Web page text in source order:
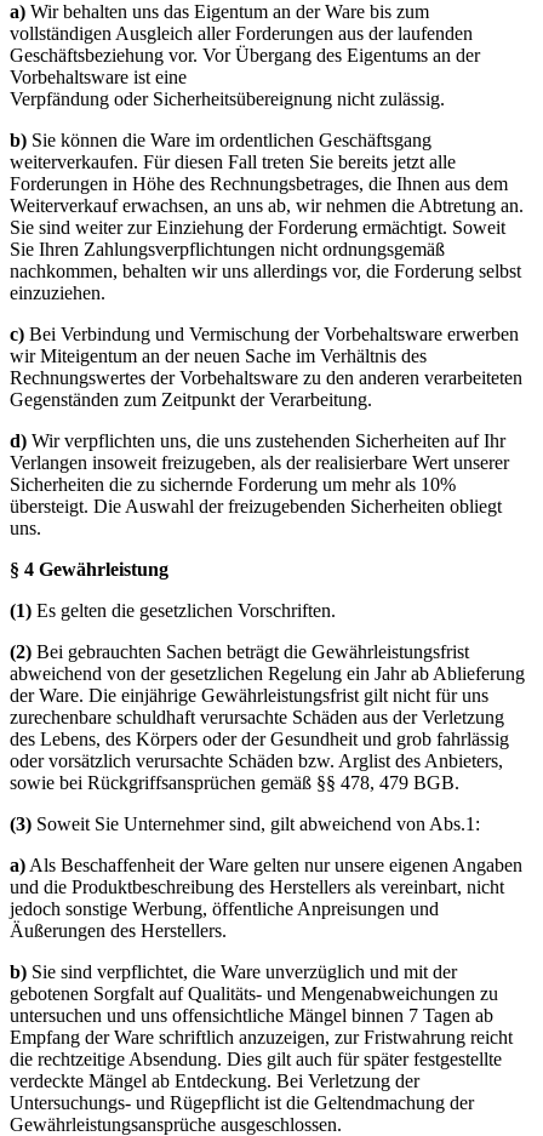
a) Wir behalten uns das Eigentum an der Ware bis zum
vollständigen Ausgleich aller Forderungen aus der laufenden
Geschäftsbeziehung vor. Vor Übergang des Eigentums an der
Vorbehaltsware ist eine
Verpfändung oder Sicherheitsübereignung nicht zulässig.
b) Sie können die Ware im ordentlichen Geschäftsgang
weiterverkaufen. Für diesen Fall treten Sie bereits jetzt alle
Forderungen in Höhe des Rechnungsbetrages, die Ihnen aus dem
Weiterverkauf erwachsen, an uns ab, wir nehmen die Abtretung an.
Sie sind weiter zur Einziehung der Forderung ermächtigt. Soweit
Sie Ihren Zahlungsverpflichtungen nicht ordnungsgemäß
nachkommen, behalten wir uns allerdings vor, die Forderung selbst
einzuziehen.
c) Bei Verbindung und Vermischung der Vorbehaltsware erwerben
wir Miteigentum an der neuen Sache im Verhältnis des
Rechnungswertes der Vorbehaltsware zu den anderen verarbeiteten
Gegenständen zum Zeitpunkt der Verarbeitung.
d) Wir verpflichten uns, die uns zustehenden Sicherheiten auf Ihr
Verlangen insoweit freizugeben, als der realisierbare Wert unserer
Sicherheiten die zu sichernde Forderung um mehr als 10%
übersteigt. Die Auswahl der freizugebenden Sicherheiten obliegt
uns.
§ 4 Gewährleistung
(1) Es gelten die gesetzlichen Vorschriften.
(2) Bei gebrauchten Sachen beträgt die Gewährleistungsfrist
abweichend von der gesetzlichen Regelung ein Jahr ab Ablieferung
der Ware. Die einjährige Gewährleistungsfrist gilt nicht für uns
zurechenbare schuldhaft verursachte Schäden aus der Verletzung
des Lebens, des Körpers oder der Gesundheit und grob fahrlässig
oder vorsätzlich verursachte Schäden bzw. Arglist des Anbieters,
sowie bei Rückgriffsansprüchen gemäß §§ 478, 479 BGB.
(3) Soweit Sie Unternehmer sind, gilt abweichend von Abs.1:
a) Als Beschaffenheit der Ware gelten nur unsere eigenen Angaben
und die Produktbeschreibung des Herstellers als vereinbart, nicht
jedoch sonstige Werbung, öffentliche Anpreisungen und
Äußerungen des Herstellers.
b) Sie sind verpflichtet, die Ware unverzüglich und mit der
gebotenen Sorgfalt auf Qualitäts- und Mengenabweichungen zu
untersuchen und uns offensichtliche Mängel binnen 7 Tagen ab
Empfang der Ware schriftlich anzuzeigen, zur Fristwahrung reicht
die rechtzeitige Absendung. Dies gilt auch für später festgestellte
verdeckte Mängel ab Entdeckung. Bei Verletzung der
Untersuchungs- und Rügepflicht ist die Geltendmachung der
Gewährleistungsansprüche ausgeschlossen.